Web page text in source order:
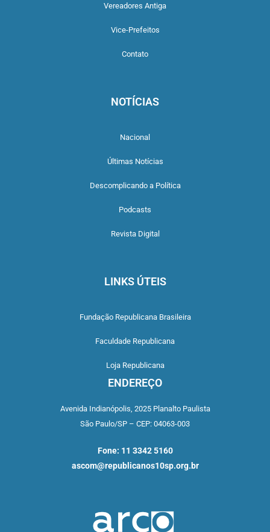
Vereadores Antiga
Vice-Prefeitos
Contato
NOTÍCIAS
Nacional
Últimas Notícias
Descomplicando a Política
Podcasts
Revista Digital
LINKS ÚTEIS
Fundação Republicana Brasileira
Faculdade Republicana
Loja Republicana
ENDEREÇO
Avenida Indianópolis, 2025 Planalto Paulista
São Paulo/SP – CEP: 04063-003
Fone: 11 3342 5160
ascom@republicanos10sp.org.br